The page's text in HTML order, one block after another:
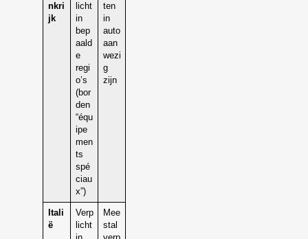
nkri
jk
licht
in
bep
aald
e
regi
o’s
(bor
den
“équ
ipe
men
ts
spé
ciau
x”)
ten
in
auto
aan
wezi
g
zijn
Itali
ë
Verp
licht
Mee
stal